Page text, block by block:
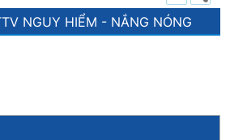
NGUY HIỂM - NẮNG NÓNG